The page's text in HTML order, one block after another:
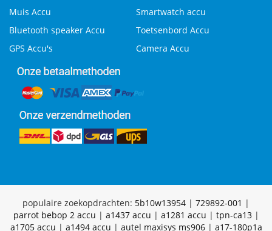
Muis Accu
Smartwatch accu
Bluetooth speaker Accu
Toetsenbord Accu
GPS Accu's
Camera Accu
populaire zoekopdrachten: 5b10w13954 | 729892-001 |
parrot bebop 2 accu | a1437 accu | a1281 accu | tpn-ca13|
a1705 accu | a1494 accu | autel maxisys ms906| a17-180p1a